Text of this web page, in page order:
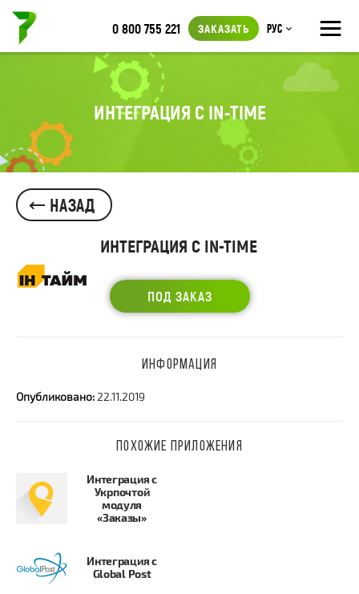
≡
0 800 755 221 ЗАКАЗАТЬ Рус
ИНТЕГРАЦИЯ С IN-TIME
НАЗАД
ИНТЕГРАЦИЯ С IN-TIME
ПОД ЗАКАЗ
ИНФОРМАЦИЯ
Опубликовано: 22.11.2019
ПОХОЖИЕ ПРИЛОЖЕНИЯ
Интеграция с
Укрпочтой
модуля
«Заказы»
Интеграция с
Global Post